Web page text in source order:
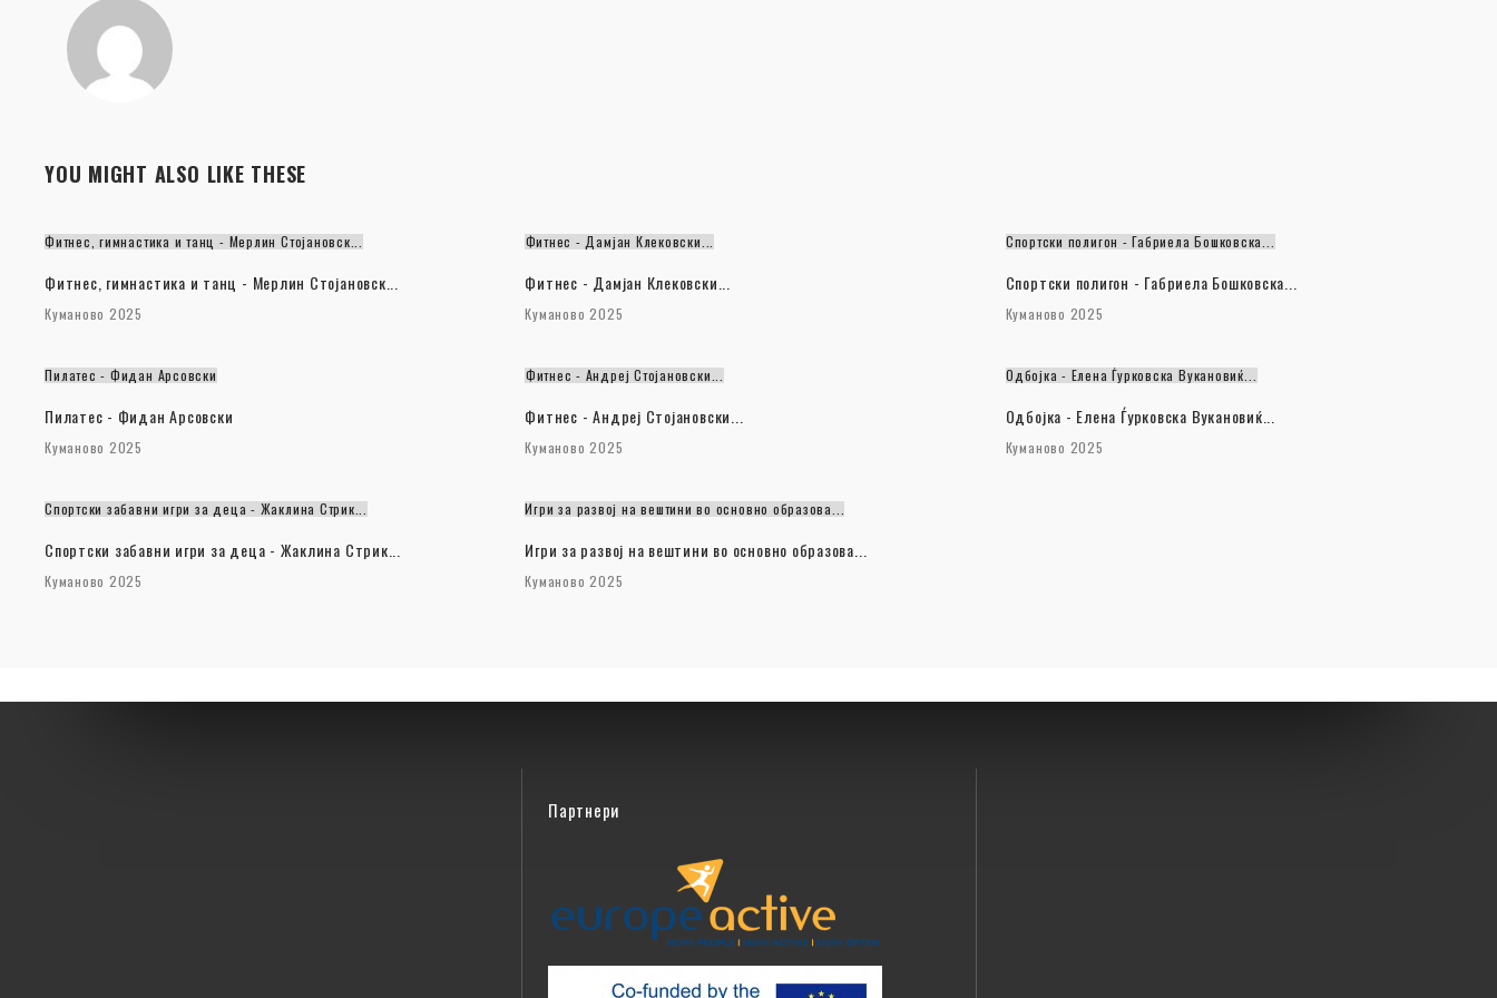
YOU MIGHT ALSO LIKE THESE
Фитнес, гимнастика и танц - Мерлин Стојановск...
Фитнес, гимнастика и танц - Мерлин Стојановск...
Куманово 2025
Фитнес - Дамјан Клековски...
Фитнес - Дамјан Клековски...
Куманово 2025
Спортски полигон - Габриела Бошковска...
Спортски полигон - Габриела Бошковска...
Куманово 2025
Пилатес - Фидан Арсовски
Пилатес - Фидан Арсовски
Куманово 2025
Фитнес - Андреј Стојановски...
Фитнес - Андреј Стојановски...
Куманово 2025
Одбојка - Елена Ѓурковска Вукановиќ...
Одбојка - Елена Ѓурковска Вукановиќ...
Куманово 2025
Спортски забавни игри за деца - Жаклина Стрик...
Спортски забавни игри за деца - Жаклина Стрик...
Куманово 2025
Игри за развој на вештини во основно образова...
Игри за развој на вештини во основно образова...
Куманово 2025
Партнери